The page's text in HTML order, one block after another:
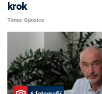
krok
Téma: Opozice